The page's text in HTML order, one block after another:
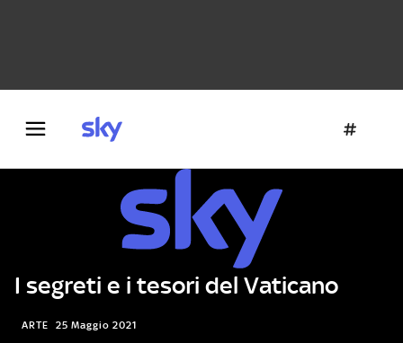
I segreti e i tesori del Vaticano
ARTE 25 Maggio 2021